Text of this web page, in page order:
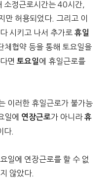
소정근로시간는 40시간,
허용되었다. 그리고 이
시키고 나서 추가로 휴일
체협약 등을 통해 토요일을
면 토요일 에 휴일근로를
이러한 휴일근로가 불가능
일에
연장근로가 아니라 휴
다.
일에 연장근로를 할 수 없
않았다.